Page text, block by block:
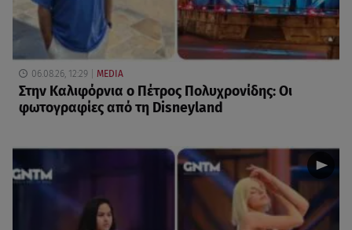
06.08.26, 12:29 MEDIA
Στην Καλιφόρνια ο Πέτρος Πολυχρονίδης: Οι
φωτογραφίες από τη Disneyland